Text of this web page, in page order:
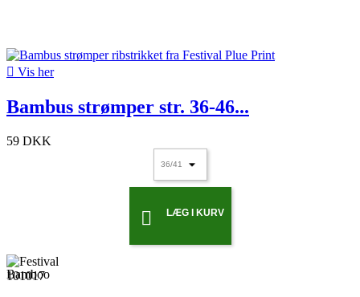
 Vis her
Bambus strømper str. 36-46...
59 DKK
 LÆG I KURV